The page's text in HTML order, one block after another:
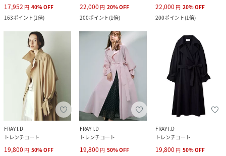
17,952 円 40%OFF
163ポイント(1倍)
22,000 円 20%OFF
200ポイント(1倍)
22,000 円 20%OFF
200ポイント(1倍)
FRAY I.D
トレンチコート
19,800 円 50%OFF
FRAY I.D
トレンチコート
19,800 円 50%OFF
FRAY I.D
トレンチコート
19,800 円 50%OFF